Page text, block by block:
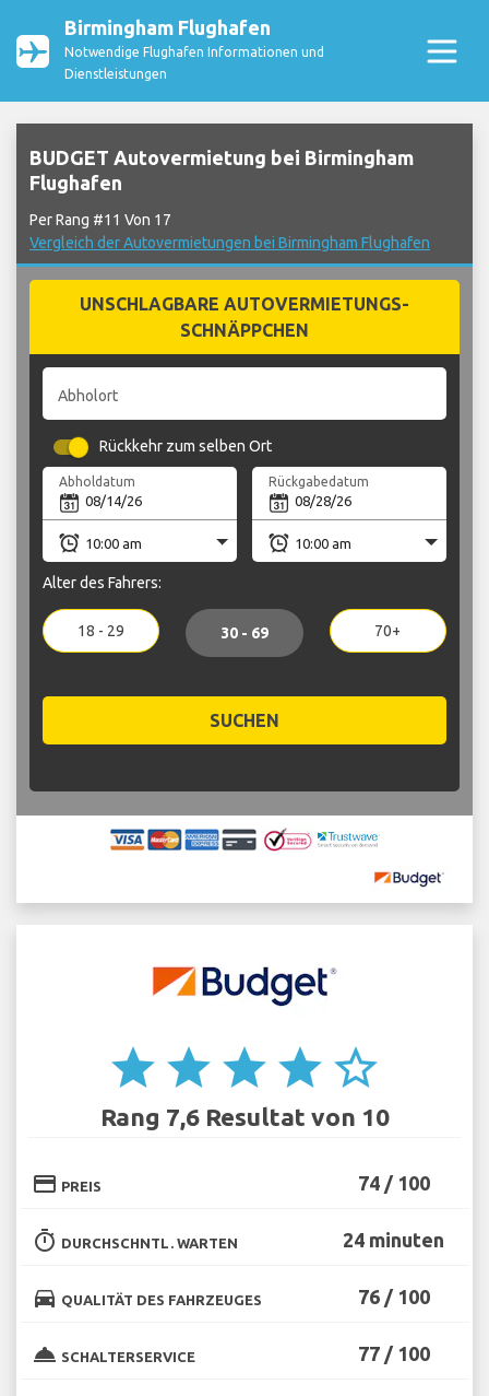
Birmingham Flughafen
Notwendige Flughafen Informationen und
Dienstleistungen
BUDGET Autovermietung bei Birmingham
Flughafen
Per Rang #11 Von 17
Vergleich der Autovermietungen bei Birmingham Flughafen
UNSCHLAGBARE AUTOVERMIETUNGS-
SCHNÄPPCHEN
Abholort
Rückkehr zum selben Ort
Abholdatum Rückgabedatum
Alter des Fahrers:
18 - 29 30 - 69 70+
SUCHEN
star star star star star_border
Rang 7,6 Resultat von 10
credit_card PREIS 74 / 100
timer DURCHSCHNTL. WARTEN 24 minuten
directions_car QUALITÄT DES FAHRZEUGES 76 / 100
room_service SCHALTERSERVICE 77 / 100